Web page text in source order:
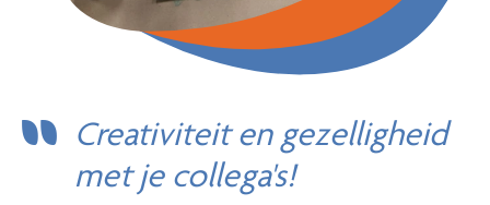
Creativiteit en gezelligheid
met je collega's!